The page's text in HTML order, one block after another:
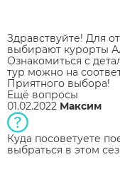
Здравствуйте! Для
выбирают курорты
Ознакомиться с
тур можно на
Приятного выбора!
Ещё вопросы
01.02.2022 Максим
Куда посоветуете
выбраться в этом